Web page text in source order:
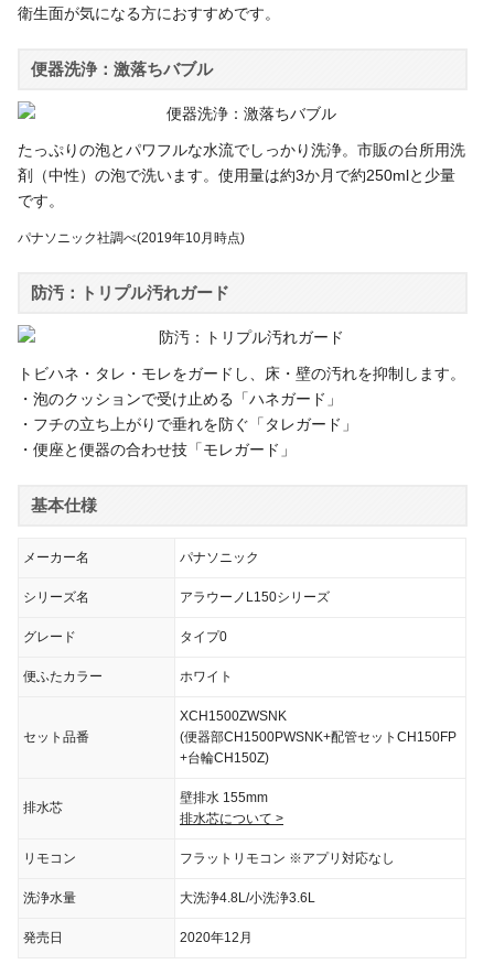
衛生面が気になる方におすすめです。
便器洗浄：激落ちバブル
たっぷりの泡とパワフルな水流でしっかり洗浄。市販の台所用洗
剤（中性）の泡で洗います。使用量は約3か月で約250mlと少量
です。
パナソニック社調べ(2019年10月時点)
防汚：トリプル汚れガード
トビハネ・タレ・モレをガードし、床・壁の汚れを抑制します。
・泡のクッションで受け止める「ハネガード」
・フチの立ち上がりで垂れを防ぐ「タレガード」
・便座と便器の合わせ技「モレガード」
基本仕様
メーカー名 パナソニック
シリーズ名 アラウーノL150シリーズ
グレード タイプ0
便ふたカラー ホワイト
セット品番
XCH1500ZWSNK
(便器部CH1500PWSNK+配管セットCH150FP
+台輪CH150Z)
排水芯
壁排水 155mm
排水芯について >
リモコン フラットリモコン ※アプリ対応なし
洗浄水量 大洗浄4.8L/小洗浄3.6L
発売日 2020年12月